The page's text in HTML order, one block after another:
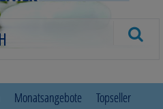
Monatsangebote
Topseller